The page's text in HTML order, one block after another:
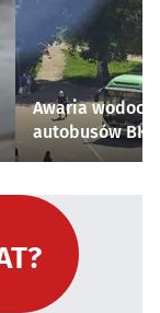
Awaria
autobusów